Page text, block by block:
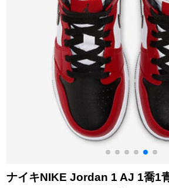
ナイキNIKE Jordan 1 AJ 1喬1